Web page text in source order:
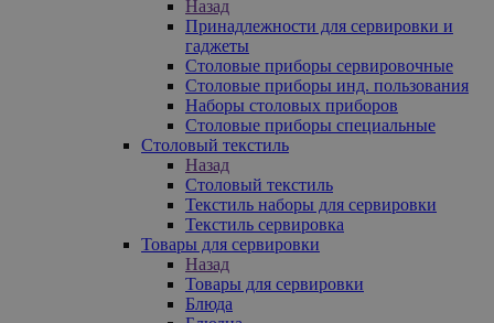
Назад
Принадлежности для сервировки и
гаджеты
Столовые приборы сервировочные
Столовые приборы инд. пользования
Наборы столовых приборов
Столовые приборы специальные
Столовый текстиль
Назад
Столовый текстиль
Текстиль наборы для сервировки
Текстиль сервировка
Товары для сервировки
Назад
Товары для сервировки
Блюда